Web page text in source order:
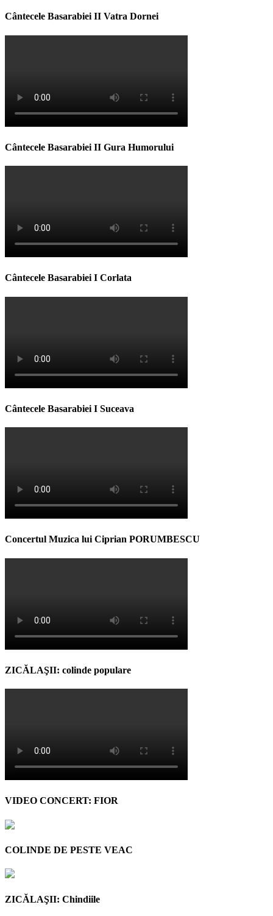
Cântecele Basarabiei II Vatra Dornei
Cântecele Basarabiei II Gura Humorului
Cântecele Basarabiei I Corlata
Cântecele Basarabiei I Suceava
Concertul Muzica lui Ciprian PORUMBESCU
ZICĂLAŞII: colinde populare
VIDEO CONCERT: FIOR
COLINDE DE PESTE VEAC
ZICĂLAŞII: Chindiile